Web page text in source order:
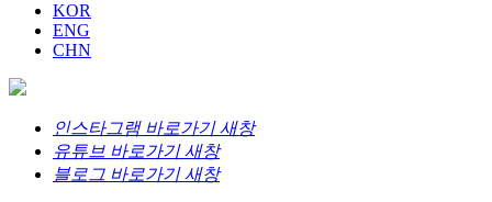
KOR
ENG
CHN
인스타그램 바로가기 새창
유튜브 바로가기 새창
블로그 바로가기 새창